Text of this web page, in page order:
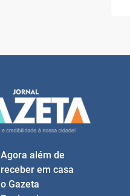
Agora além de
receber em casa
o Gazeta